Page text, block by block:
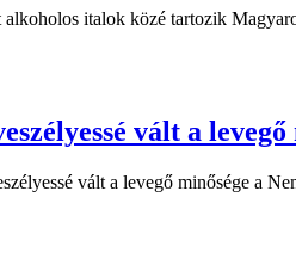
alkoholos italok közé tartozik
vált a levegő
vált a levegő minősége a